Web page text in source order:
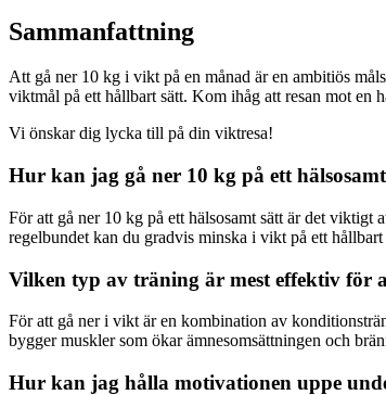
Sammanfattning
Att gå ner 10 kg i vikt på en månad är en ambitiös
viktmål på ett hållbart sätt. Kom ihåg att resan mot en
Vi önskar dig lycka till på din viktresa!
Hur kan jag gå ner 10 kg på ett
För att gå ner 10 kg på ett hälsosamt sätt är det viktigt
regelbundet kan du gradvis minska i vikt på ett hållbart
Vilken typ av träning är mest effektiv för
För att gå ner i vikt är en kombination av
bygger muskler som ökar ämnesomsättningen och
Hur kan jag hålla motivationen uppe